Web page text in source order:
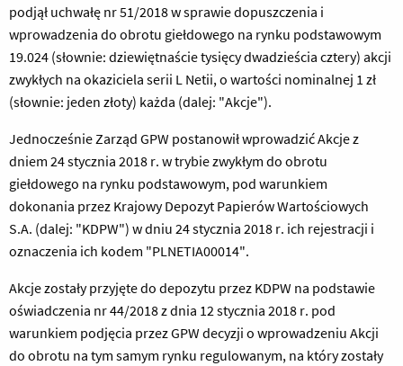
podjął uchwałę nr 51/2018 w sprawie dopuszczenia i
wprowadzenia do obrotu giełdowego na rynku podstawowym
19.024 (słownie: dziewiętnaście tysięcy dwadzieścia cztery) akcji
zwykłych na okaziciela serii L Netii, o wartości nominalnej 1 zł
(słownie: jeden złoty) każda (dalej: "Akcje").
Jednocześnie Zarząd GPW postanowił wprowadzić Akcje z
dniem 24 stycznia 2018 r. w trybie zwykłym do obrotu
giełdowego na rynku podstawowym, pod warunkiem
dokonania przez Krajowy Depozyt Papierów Wartościowych
S.A. (dalej: "KDPW") w dniu 24 stycznia 2018 r. ich rejestracji i
oznaczenia ich kodem "PLNETIA00014".
Akcje zostały przyjęte do depozytu przez KDPW na podstawie
oświadczenia nr 44/2018 z dnia 12 stycznia 2018 r. pod
warunkiem podjęcia przez GPW decyzji o wprowadzeniu Akcji
do obrotu na tym samym rynku regulowanym, na który zostały